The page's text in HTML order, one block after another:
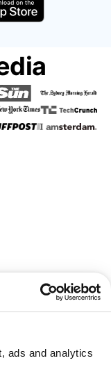
ads and analytics